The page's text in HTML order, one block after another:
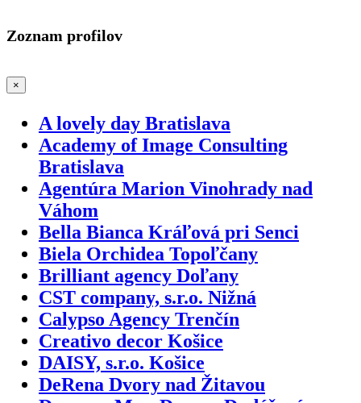
Zoznam profilov
×
A lovely day Bratislava
Academy of Image Consulting
Bratislava
Agentúra Marion Vinohrady nad
Váhom
Bella Bianca Kráľová pri Senci
Biela Orchidea Topoľčany
Brilliant agency Doľany
CST company, s.r.o. Nižná
Calypso Agency Trenčín
Creativo decor Košice
DAISY, s.r.o. Košice
DeRena Dvory nad Žitavou